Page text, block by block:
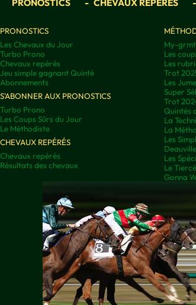
PRONOSTICS CHEVAUX REPÉRÉS
PRONOSTICS
Les Chevaux du Jour
Turbo Prono
Chevaux repérés
Jeu simple gagnant Quinté
Abonnements
S'ABONNER AUX PRONOSTICS
Turbo Prono
Les Coups Sûrs du Jour
Le Méthodiste
CHEVAUX REPÉRÉS
Chevaux repérés
Résultats des chevaux
My-
Les
Les
Trot
Les
Super
Trot
Quintés
La
La
Les
Les
Le
Gonna